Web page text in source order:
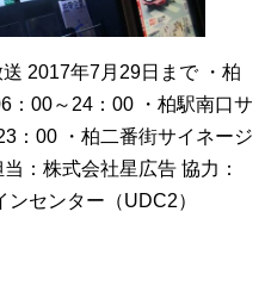
2017年7月29日まで ・柏
00～24：00 ・柏駅南口サ
：00 ・柏二番街サイネージ
：株式会社星広告 協力：
センター（UDC2）